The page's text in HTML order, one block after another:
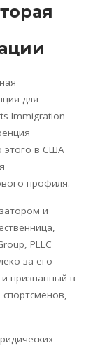
для
Immigration
этого в США
профиля.
и
PLLC
за его
признанный в